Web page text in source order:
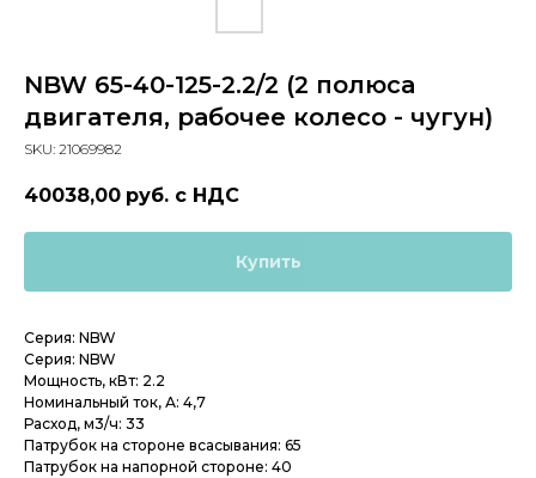
NBW 65-40-125-2.2/2 (2 полюса
двигателя, рабочее колесо - чугун)
SKU: 21069982
40038,00 руб. с НДС
Купить
Серия: NBW
Серия: NBW
Мощность, кВт: 2.2
Номинальный ток, А: 4,7
Расход, м3/ч: 33
Патрубок на стороне всасывания: 65
Патрубок на напорной стороне: 40